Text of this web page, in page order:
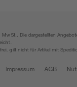
MwSt.. Die dargestellten
gilt nicht für Artikel mit
Impressum AGB